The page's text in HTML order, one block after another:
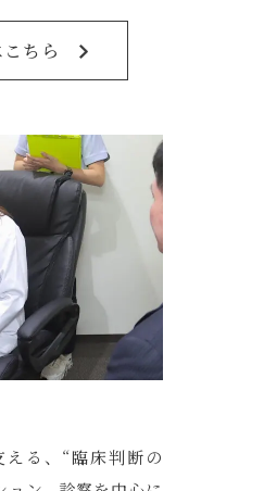
ちら
る、“臨床判断の